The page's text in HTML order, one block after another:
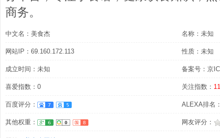
商务。
中文名：美食杰 名称：未知
网站IP：69.160.172.113 性质：未知
成立时间：未知 备案号：京
喜爱指数：0 关注指数：
百度评分： ALEXA排名
其他权重： 网友评分：